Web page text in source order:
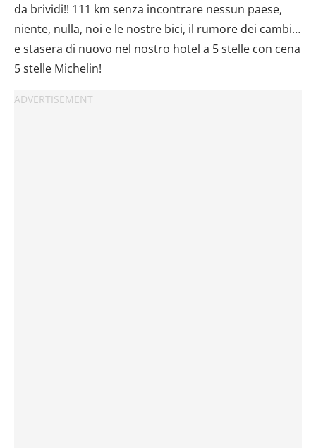
da brividi!! 111 km senza incontrare nessun paese,
niente, nulla, noi e le nostre bici, il rumore dei cambi…
e stasera di nuovo nel nostro hotel a 5 stelle con cena
5 stelle Michelin!